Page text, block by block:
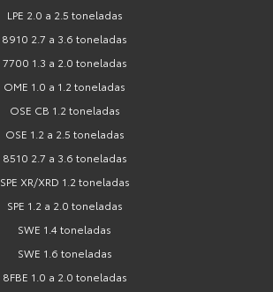
LPE 2.0 a 2.5 toneladas
8910 2.7 a 3.6 toneladas
7700 1.3 a 2.0 toneladas
OME 1.0 a 1.2 toneladas
OSE CB 1.2 toneladas
OSE 1.2 a 2.5 toneladas
8510 2.7 a 3.6 toneladas
SPE XR/XRD 1.2 toneladas
SPE 1.2 a 2.0 toneladas
SWE 1.4 toneladas
SWE 1.6 toneladas
8FBE 1.0 a 2.0 toneladas